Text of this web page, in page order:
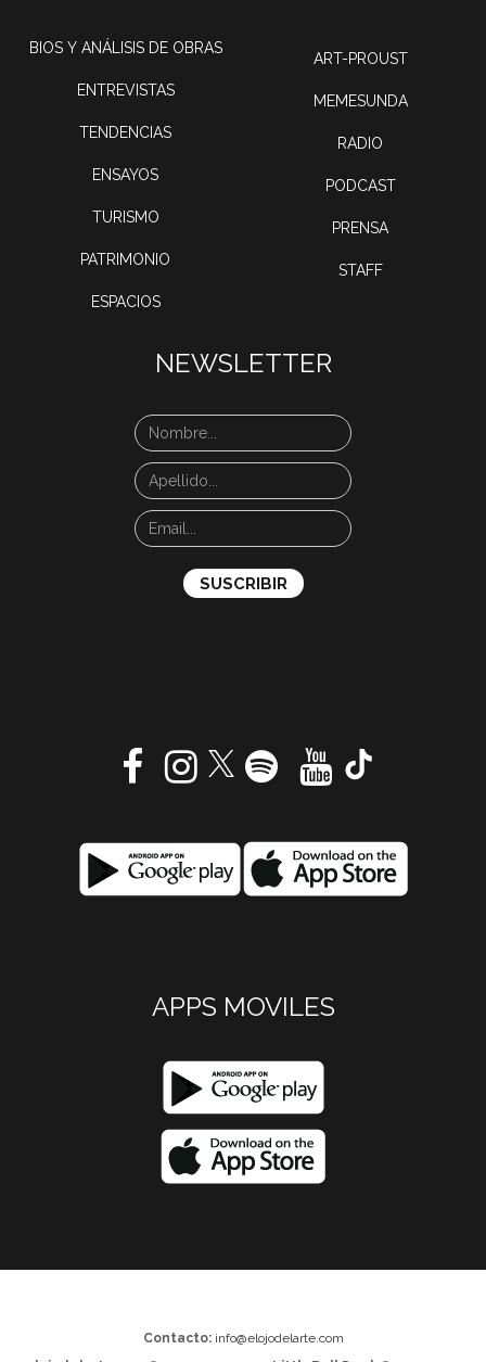
BIOS Y ANÁLISIS DE OBRAS
ENTREVISTAS
TENDENCIAS
ENSAYOS
TURISMO
PATRIMONIO
ESPACIOS
ART-PROUST
MEMESUNDA
RADIO
PODCAST
PRENSA
STAFF
NEWSLETTER
APPS MOVILES
Contacto: info@elojodelarte.com